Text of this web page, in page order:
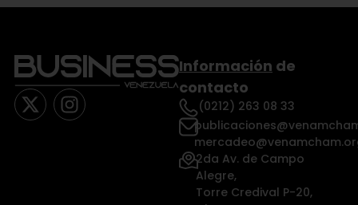
Información de
contacto
(0212) 263 08 33
2da Av. de Campo
Alegre,
Torre Credival P-20,